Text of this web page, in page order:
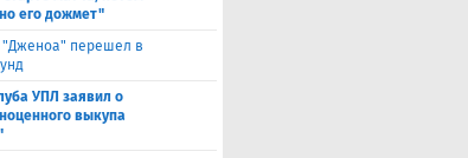
его дожмет"
"Дженоа" перешел в
УПЛ заявил о
выкупа